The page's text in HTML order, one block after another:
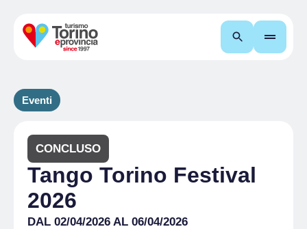
Cerca
Eventi
CONCLUSO
Tango Torino Festival
2026
DAL 02/04/2026 AL 06/04/2026